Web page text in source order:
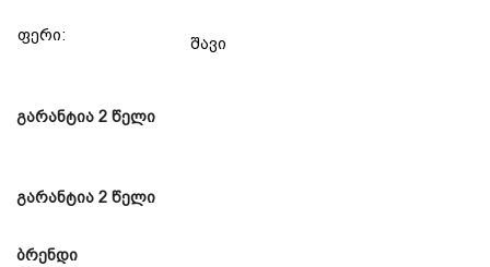
ფერი: შავი
გარანტია 2 წელი
გარანტია 2 წელი
ბრენდი